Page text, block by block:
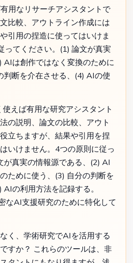
用なリサーチアシスタントで
比較、アウトライン作成には
引用の捏造に使ってはいけま
ってください。(1) 論文が真実
AIは創作ではなく変換のために
判断を介在させる、(4) AIの使
えば有用な研究アシスタント
の説明、論文の比較、アウト
立ちますが、結果や引用を捏
いけません。4つの原則に従っ
が真実の情報源である、(2) AI
ために使う、(3) 自分の判断を
の利用方法を記録する。
なAI支援研究のために特化して
く、学術研究でAIを活用する
すか？ これらのツールは、非